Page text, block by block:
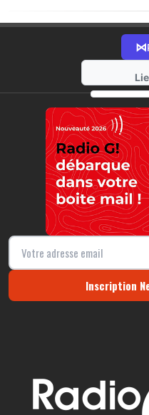
⋈
Inscription